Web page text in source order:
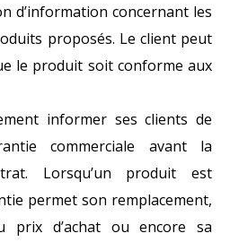
d’information concernant les
proposés. Le client peut
le produit soit conforme aux
informer ses clients de
commerciale avant la
Lorsqu’un produit est
permet son remplacement,
prix d’achat ou encore sa